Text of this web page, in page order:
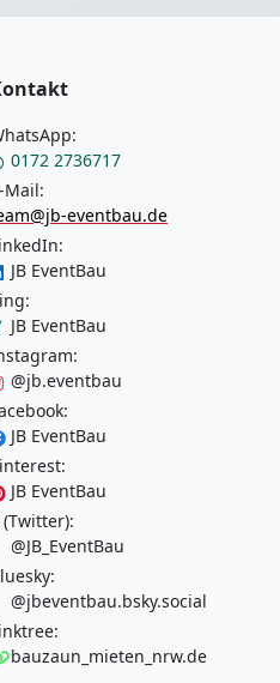
0172 2736717
Mail:
eventbau.de
JB EventBau
JB EventBau
@jb.eventbau
JB EventBau
JB EventBau
(Twitter):
@JB_EventBau
@jbeventbau.bsky.social
bauzaun_mieten_nrw.de